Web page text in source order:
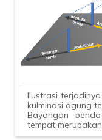
Ilustrasi
kulminasi agung
Bayangan
tempat